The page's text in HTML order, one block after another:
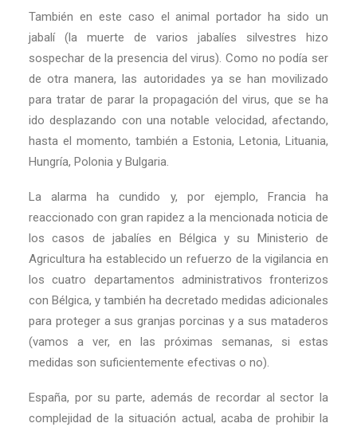
También en este caso el animal portador ha sido un
jabalí (la muerte de varios jabalíes silvestres hizo
sospechar de la presencia del virus). Como no podía ser
de otra manera, las autoridades ya se han movilizado
para tratar de parar la propagación del virus, que se ha
ido desplazando con una notable velocidad, afectando,
hasta el momento, también a Estonia, Letonia, Lituania,
Hungría, Polonia y Bulgaria.
La alarma ha cundido y, por ejemplo, Francia ha
reaccionado con gran rapidez a la mencionada noticia de
los casos de jabalíes en Bélgica y su Ministerio de
Agricultura ha establecido un refuerzo de la vigilancia en
los cuatro departamentos administrativos fronterizos
con Bélgica, y también ha decretado medidas adicionales
para proteger a sus granjas porcinas y a sus mataderos
(vamos a ver, en las próximas semanas, si estas
medidas son suficientemente efectivas o no).
España, por su parte, además de recordar al sector la
complejidad de la situación actual, acaba de prohibir la